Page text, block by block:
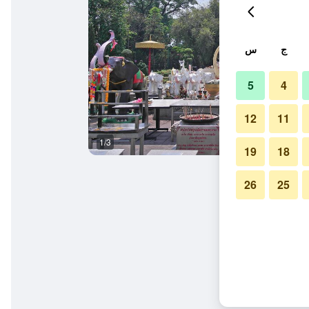
1/3
ج س
4
5
11
12
18
19
25
26